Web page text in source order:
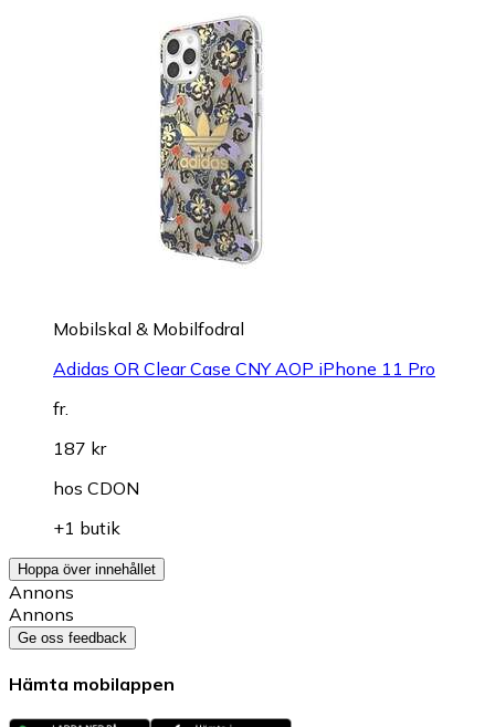
Mobilskal & Mobilfodral
Adidas OR Clear Case CNY AOP iPhone 11 Pro
fr.
187 kr
hos CDON
+1 butik
Hoppa över innehållet
Annons
Annons
Ge oss feedback
Hämta mobilappen